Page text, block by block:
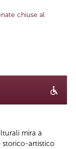
chiuse al
mira a
storico-artistico